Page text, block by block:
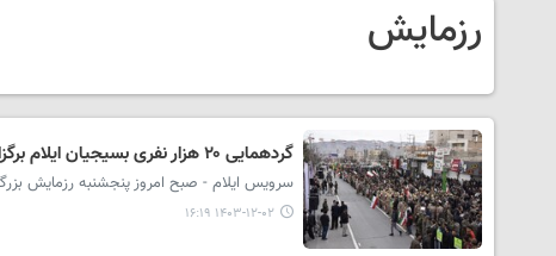
رزمایش
گردهمایی ۲۰ هزار نفری بسیجیان ایلام برگزار شد
سرویس ایلام - صبح امروز پنجشنبه رزمایش بزرگ پیامبر اعظم(ص) با
۱۴۰۳-۱۲-۰۲ ۱۶:۱۹